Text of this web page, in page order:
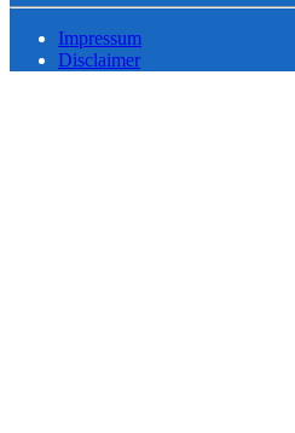
Impressum
Disclaimer